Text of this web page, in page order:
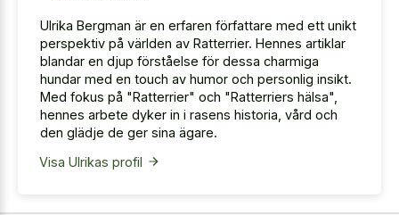
Ulrika Bergman är en erfaren författare med ett unikt
perspektiv på världen av Ratterrier. Hennes artiklar
blandar en djup förståelse för dessa charmiga
hundar med en touch av humor och personlig insikt.
Med fokus på "Ratterrier" och "Ratterriers hälsa",
hennes arbete dyker in i rasens historia, vård och
den glädje de ger sina ägare.
Visa Ulrikas profil